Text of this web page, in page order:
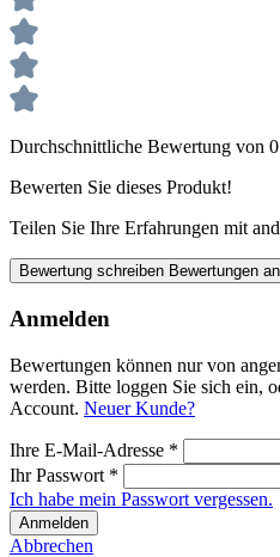
Durchschnittliche Bewertung von
Bewerten Sie dieses Produkt!
Teilen Sie Ihre Erfahrungen mit
Bewertung schreiben Bewertungen
Anmelden
Bewertungen können nur von
werden. Bitte loggen Sie sich ein,
Account. Neuer Kunde?
Ihre E-Mail-Adresse *
Ihr Passwort *
Ich habe mein Passwort vergessen.
Anmelden
Abbrechen